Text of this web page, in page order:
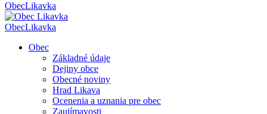
ObecLikavka
ObecLikavka
Obec
Základné údaje
Dejiny obce
Obecné noviny
Hrad Likava
Ocenenia a uznania pre obec
Zaujímavosti